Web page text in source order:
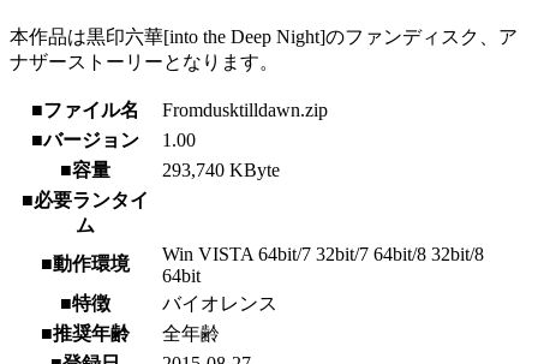
本作品は黒印六華[into the Deep Night]のファンディスク、ア
ナザーストーリーとなります。
■ファイル名
Fromdusktilldawn.zip
■バージョン
1.00
■容量
293,740 KByte
■必要ランタイ
ム
■動作環境
Win VISTA 64bit/7 32bit/7 64bit/8 32bit/8
64bit
■特徴
バイオレンス
■推奨年齢
全年齢